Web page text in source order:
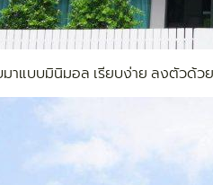
าแบบมินิมอล เรียบง่าย ลงตัวด้วย